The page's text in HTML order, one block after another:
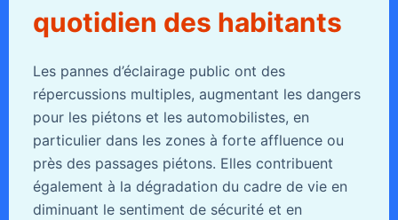
quotidien des habitants
Les pannes d’éclairage public ont des
répercussions multiples, augmentant les dangers
pour les piétons et les automobilistes, en
particulier dans les zones à forte affluence ou
près des passages piétons. Elles contribuent
également à la dégradation du cadre de vie en
diminuant le sentiment de sécurité et en